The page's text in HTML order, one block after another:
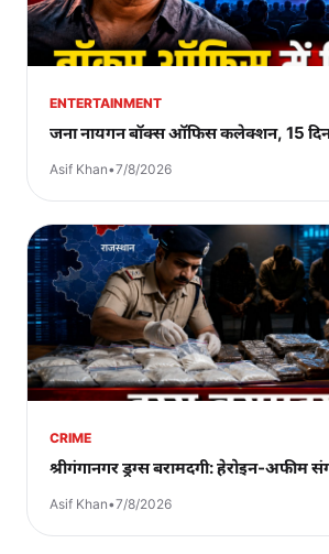
ENTERTAINMENT
जना नायगन बॉक्स ऑफिस कलेक्शन, 15 दिन
Asif Khan•7/8/2026
CRIME
श्रीगंगानगर ड्रग्स बरामदगी: हेरोइन-अफीम
Asif Khan•7/8/2026